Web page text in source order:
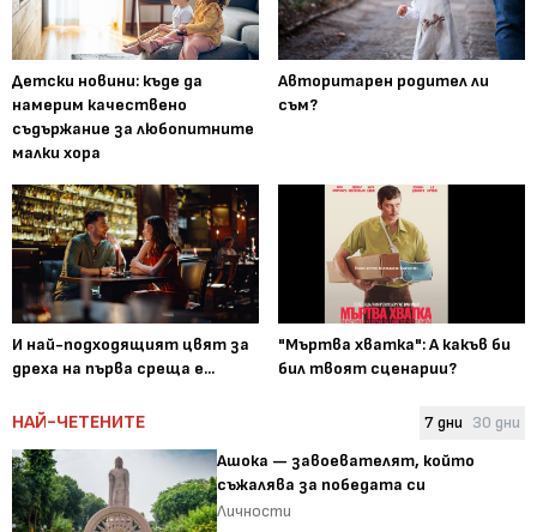
Детски новини: къде да
намерим качествено
съдържание за любопитните
малки хора
Авторитарен родител ли
съм?
И най-подходящият цвят за
дреха на първа среща е...
"Мъртва хватка": А какъв би
бил твоят сценарии?
НАЙ-ЧЕТЕНИТЕ 7 дни 30 дни
Ашока — завоевателят, който
съжалява за победата си
Личности